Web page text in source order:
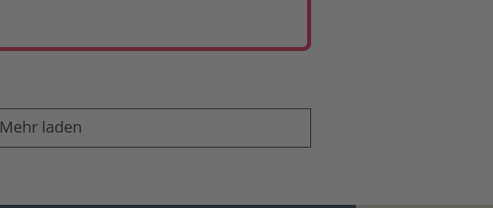
Mehr laden